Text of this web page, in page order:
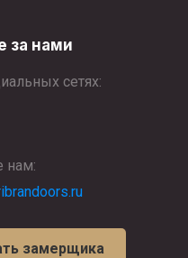
за нами
сетях:
нам:
замерщика